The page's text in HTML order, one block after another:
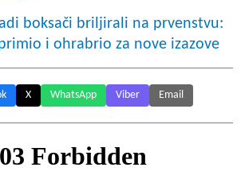
boksači briljirali na prvenstvu:
i ohrabrio za nove izazove
X WhatsApp Viber Email